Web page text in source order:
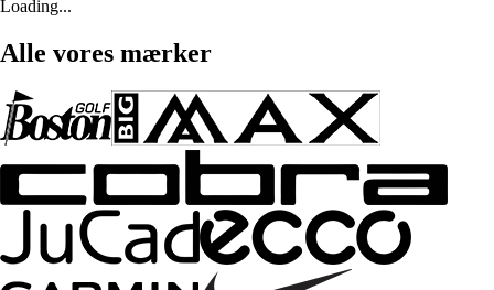
Loading...
Alle vores mærker